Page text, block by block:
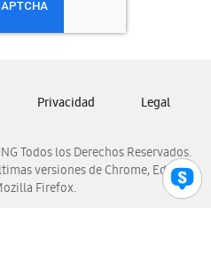
Nicaragua
Panamá
Venezuela
Todos los Derechos Reservados.
versiones de Chrome, Edge,
Firefox.
Privacidad Legal